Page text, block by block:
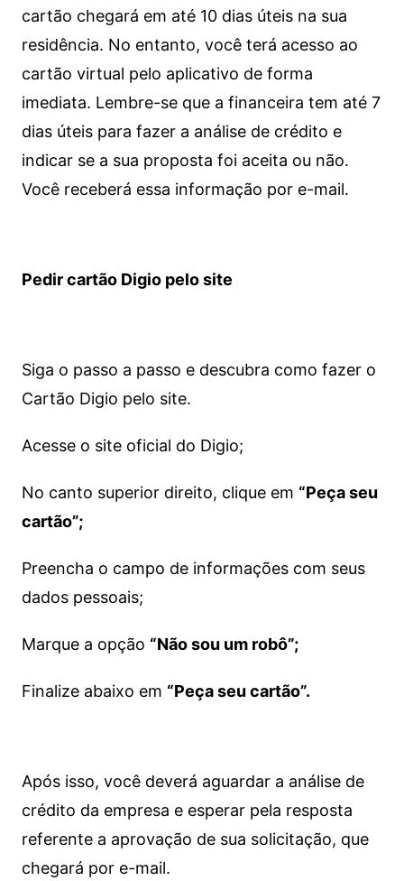
cartão chegará em até 10 dias úteis na sua
residência. No entanto, você terá acesso ao
cartão virtual pelo aplicativo de forma
imediata. Lembre-se que a financeira tem até 7
dias úteis para fazer a análise de crédito e
indicar se a sua proposta foi aceita ou não.
Você receberá essa informação por e-mail.
Pedir cartão Digio pelo site
Siga o passo a passo e descubra como fazer o
Cartão Digio pelo site.
Acesse o site oficial do Digio;
No canto superior direito, clique em “Peça seu
cartão”;
Preencha o campo de informações com seus
dados pessoais;
Marque a opção “Não sou um robô”;
Finalize abaixo em “Peça seu cartão”.
Após isso, você deverá aguardar a análise de
crédito da empresa e esperar pela resposta
referente a aprovação de sua solicitação, que
chegará por e-mail.